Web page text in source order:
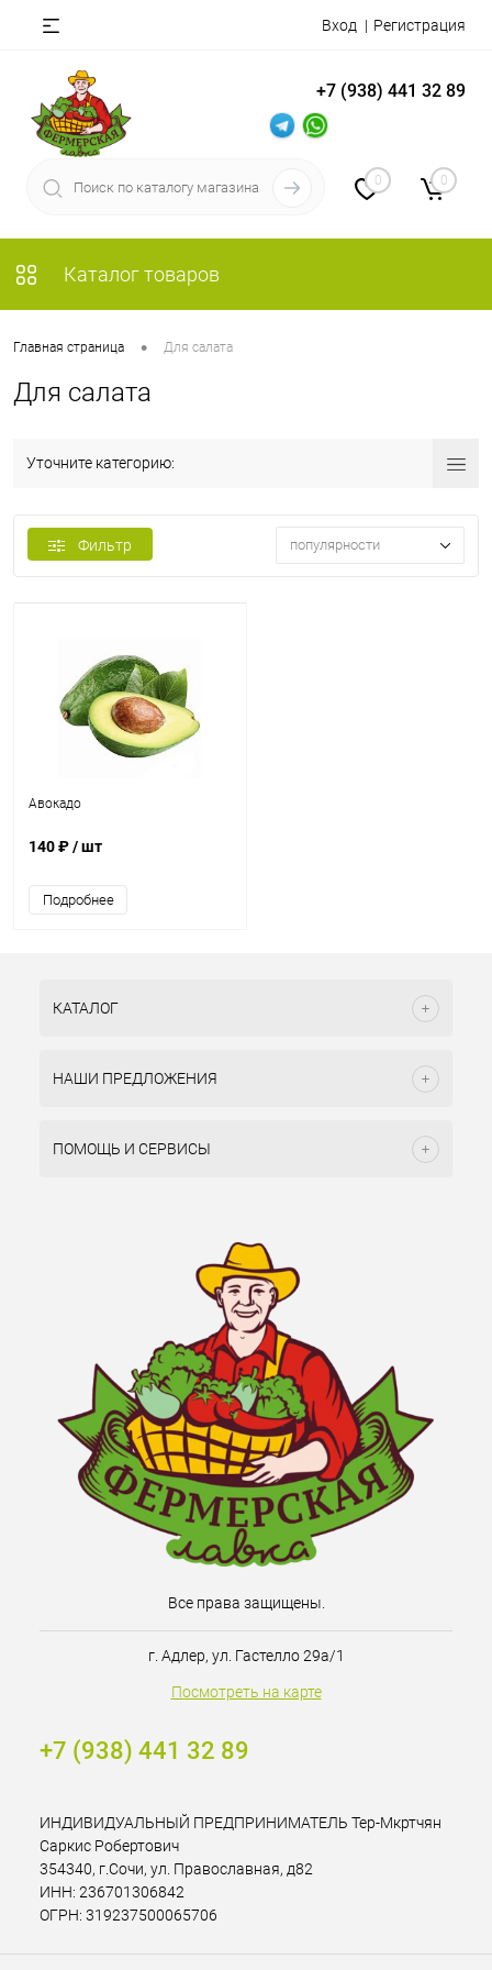
Вход Регистрация
+7 (938) 441 32 89
0 0
Каталог товаров
Главная страница • Для салата
Для салата
Уточните категорию:
Фильтр популярности
Авокадо
140 ₽/ шт
Подробнее
КАТАЛОГ
НАШИ ПРЕДЛОЖЕНИЯ
ПОМОЩЬ И СЕРВИСЫ
Все права защищены.
г. Адлер, ул. Гастелло 29а/1
Посмотреть на карте
+7 (938) 441 32 89
ИНДИВИДУАЛЬНЫЙ ПРЕДПРИНИМАТЕЛЬ Тер-Мкртчян
Саркис Робертович
354340, г.Сочи, ул. Православная, д82
ИНН: 236701306842
ОГРН: 319237500065706